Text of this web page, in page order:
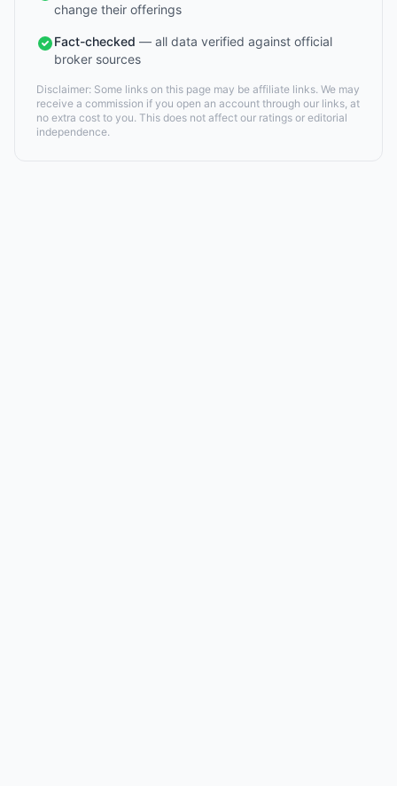
change their offerings
Fact-checked — all data verified against official
broker sources
Disclaimer: Some links on this page may be affiliate links. We may
receive a commission if you open an account through our links, at
no extra cost to you. This does not affect our ratings or editorial
independence.